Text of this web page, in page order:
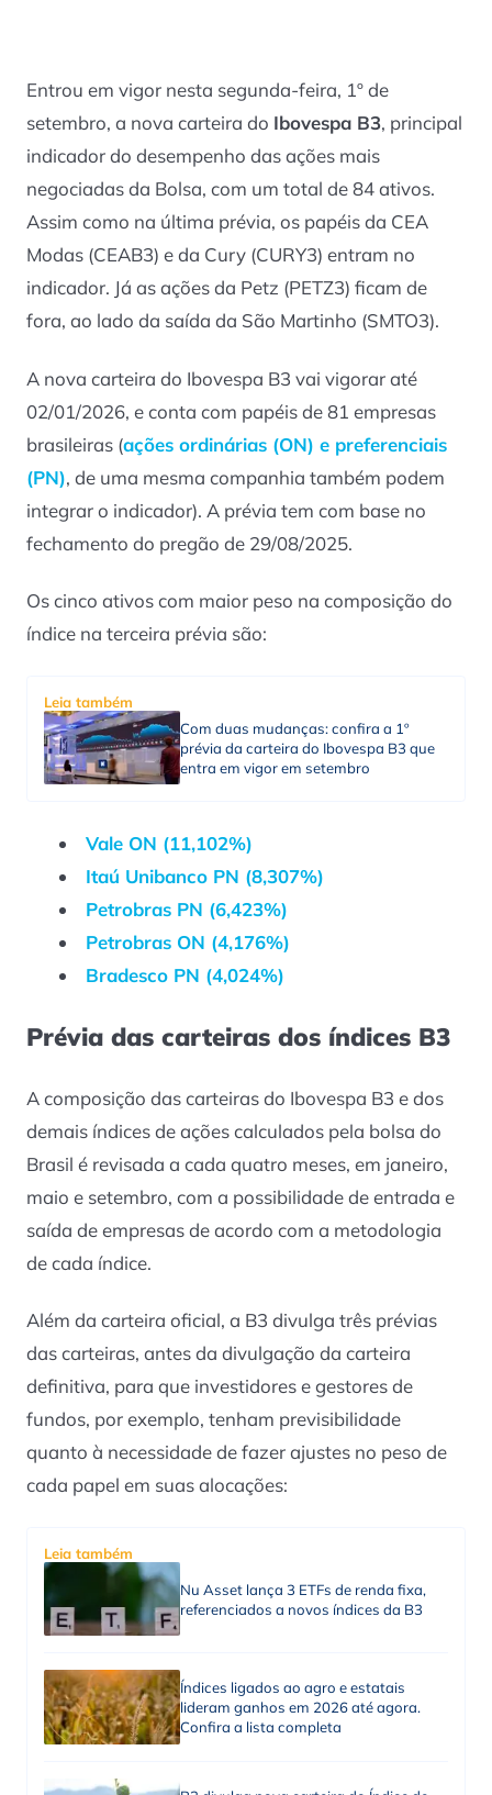
Entrou em vigor nesta segunda-feira, 1º de
setembro, a nova carteira do Ibovespa B3, principal
indicador do desempenho das ações mais
negociadas da Bolsa, com um total de 84 ativos.
Assim como na última prévia, os papéis da CEA
Modas (CEAB3) e da Cury (CURY3) entram no
indicador. Já as ações da Petz (PETZ3) ficam de
fora, ao lado da saída da São Martinho (SMTO3).
A nova carteira do Ibovespa B3 vai vigorar até
02/01/2026, e conta com papéis de 81 empresas
brasileiras (ações ordinárias (ON) e preferenciais
(PN), de uma mesma companhia também podem
integrar o indicador). A prévia tem com base no
fechamento do pregão de 29/08/2025.
Os cinco ativos com maior peso na composição do
índice na terceira prévia são:
Leia também
Com duas mudanças: confira a 1º
prévia da carteira do Ibovespa B3 que
entra em vigor em setembro
Vale ON (11,102%)
Itaú Unibanco PN (8,307%)
Petrobras PN (6,423%)
Petrobras ON (4,176%)
Bradesco PN (4,024%)
Prévia das carteiras dos índices B3
A composição das carteiras do Ibovespa B3 e dos
demais índices de ações calculados pela bolsa do
Brasil é revisada a cada quatro meses, em janeiro,
maio e setembro, com a possibilidade de entrada e
saída de empresas de acordo com a metodologia
de cada índice.
Além da carteira oficial, a B3 divulga três prévias
das carteiras, antes da divulgação da carteira
definitiva, para que investidores e gestores de
fundos, por exemplo, tenham previsibilidade
quanto à necessidade de fazer ajustes no peso de
cada papel em suas alocações:
Leia também
Nu Asset lança 3 ETFs de renda fixa,
referenciados a novos índices da B3
Índices ligados ao agro e estatais
lideram ganhos em 2026 até agora.
Confira a lista completa